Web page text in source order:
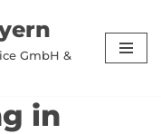
GmbH &
in